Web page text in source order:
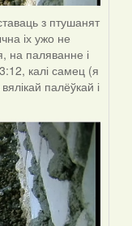
з птушанят
іх ужо не
на паляванне і
калі самец (я
палёўкай і